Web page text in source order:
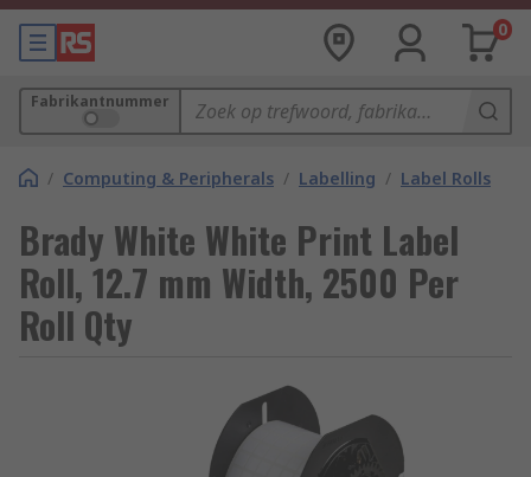
0
Fabrikantnummer
/ Computing & Peripherals / Labelling / Label Rolls
Brady White White Print Label
Roll, 12.7 mm Width, 2500 Per
Roll Qty